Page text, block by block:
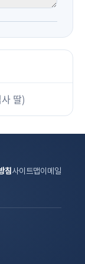
딸)
침사이트맵이메일